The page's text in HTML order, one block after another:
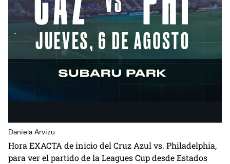
Daniela Arvizu
Hora EXACTA de inicio del Cruz Azul vs. Philadelphia,
para ver el partido de la Leagues Cup desde Estados